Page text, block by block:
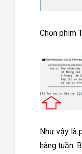
Chọn phím
Như vậy là
hàng tuần.